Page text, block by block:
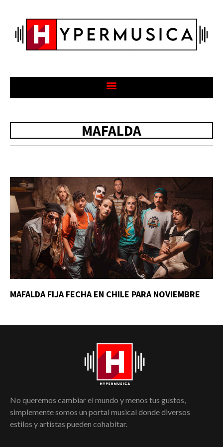
MAFALDA
MAFALDA FIJA FECHA EN CHILE PARA NOVIEMBRE
No queremos cambiar el mundo y menos tus gustos,
simplemente somos un portal musical donde diversos
estilos y artistas pueden cohabitar.